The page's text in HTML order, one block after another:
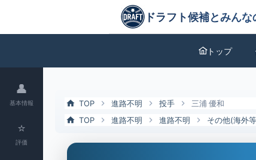
三浦 優和（元北照高校）の特徴とドラフト評価 | ドラフト候補とみ
ドラフト候補とみんなの評価
トップ
👤
基本情報
⭐
評価
TOP 進路不明 投手
三浦 優和
TOP
進路不明 進路不明 その他(海外